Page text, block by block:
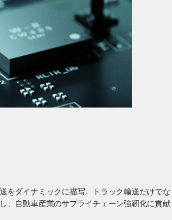
をダイナミックに描写。トラック輸送だけで
、自動車産業のサプライチェーン強靭化に貢